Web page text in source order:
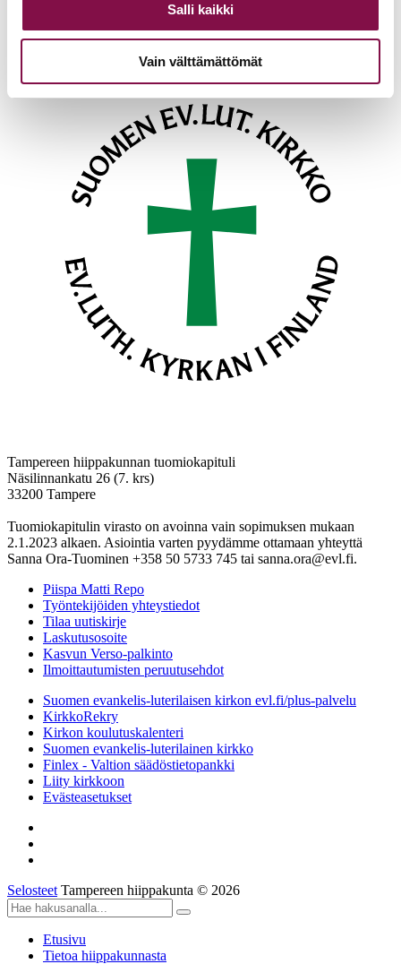
Salli kaikki
Vain välttämättömät
Toimistoväen verkostotapaaminen 08.09.2026
Takaisin tapahtumiin
Tampereen hiippakunnan tuomiokapituli
Näsilinnankatu 26 (7. krs)
33200 Tampere
Tuomiokapitulin virasto on avoinna vain sopimuksen mukaan
2.1.2023 alkaen. Asiointia varten pyydämme ottamaan yhteyttä
Sanna Ora-Tuominen +358 50 5733 745 tai sanna.ora@evl.fi.
Piispa Matti Repo
Työntekijöiden yhteystiedot
Tilaa uutiskirje
Laskutusosoite
Kasvun Verso-palkinto
Ilmoittautumisten peruutusehdot
Suomen evankelis-luterilaisen kirkon evl.fi/plus-palvelu
KirkkoRekry
Kirkon koulutuskalenteri
Suomen evankelis-luterilainen kirkko
Finlex - Valtion säädöstietopankki
Liity kirkkoon
Evästeasetukset
Selosteet Tampereen hiippakunta © 2026
Etusivu
Tietoa hiippakunnasta